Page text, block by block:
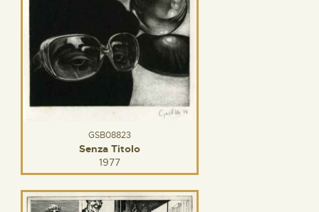
GSB08823
Senza Titolo
1977